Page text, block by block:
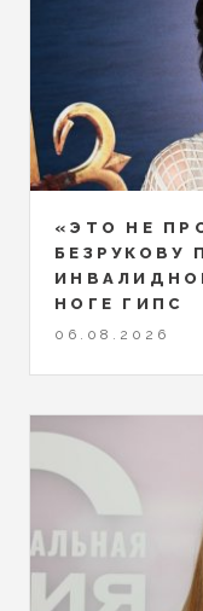
«ЭТО НЕ
БЕЗРУКОВУ
НОГЕ ГИПС
06.08.2026